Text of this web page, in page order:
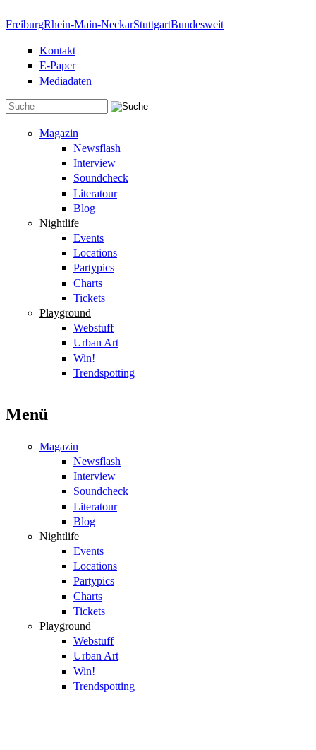
FreiburgRhein-Main-NeckarStuttgartBundesweit
Kontakt
E-Paper
Mediadaten
Magazin
Newsflash
Interview
Soundcheck
Literatour
Blog
Nightlife
Events
Locations
Partypics
Charts
Tickets
Playground
Webstuff
Urban Art
Win!
Trendspotting
Menü
Magazin
Newsflash
Interview
Soundcheck
Literatour
Blog
Nightlife
Events
Locations
Partypics
Charts
Tickets
Playground
Webstuff
Urban Art
Win!
Trendspotting